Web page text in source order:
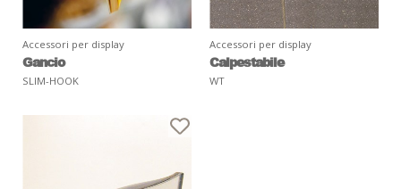
Accessori per display
Gancio
SLIM-HOOK
Accessori per display
Calpestabile
WT